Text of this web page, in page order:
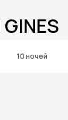
10 ночей